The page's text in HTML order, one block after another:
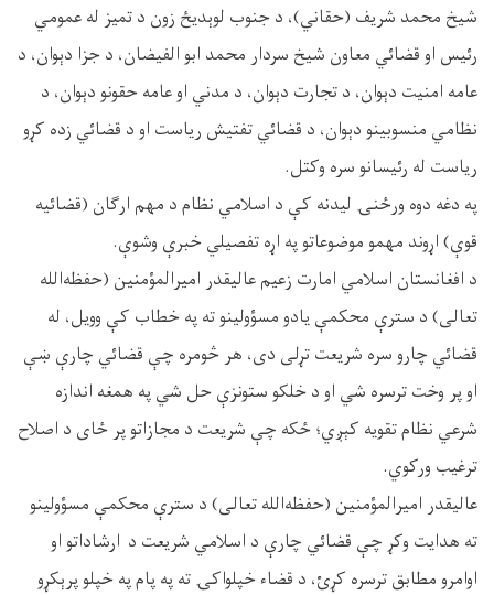
شیخ محمد شریف (حقاني)، د جنوب لوېدیځ زون د تمیز له عمومي
رئیس او قضائي معاون شیخ سردار محمد ابو الفیضان، د جزا دېوان، د
عامه امنیت دېوان، د تجارت دېوان، د مدني او عامه حقونو دېوان، د
نظامي منسوبینو دېوان، د قضائي تفتیش ریاست او د قضائي زده کړو
ریاست له رئیسانو سره وکتل.
په دغه دوه ورځنۍ لیدنه کې د اسلامي نظام د مهم ارګان (قضائیه
قوې) اړوند مهمو موضوعاتو په اړه تفصیلي خبرې وشوې.
د افغانستان اسلامي امارت زعیم عالیقدر امیرالمؤمنین (حفظه‌الله
تعالی) د سترې محکمې یادو مسؤولینو ته په خطاب کې وویل، له
قضائي چارو سره شریعت تړلی دی، هر څومره چې قضائي چارې ښې
او پر وخت ترسره شي او د خلکو ستونزې حل شي په همغه اندازه
شرعي نظام تقویه کېږي؛ ځکه چې شریعت د مجازاتو پر ځای د اصلاح
ترغیب ورکوي.
عالیقدر امیرالمؤمنین (حفظه‌الله تعالی) د سترې محکمې مسؤولینو
ته هدایت وکړ چې قضائي چارې د اسلامي شریعت د ارشاداتو او
اوامرو مطابق ترسره کړئ، د قضاء خپلواکۍ ته په پام په خپلو پرېکړو